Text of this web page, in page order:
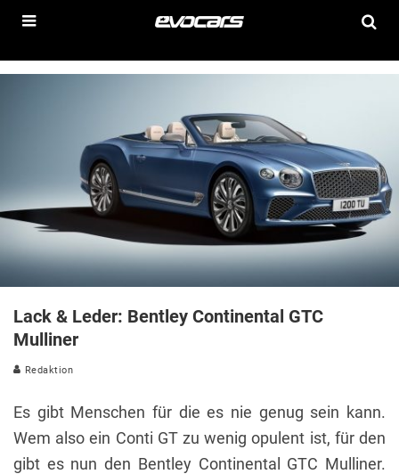
Lack & Leder: Bentley Continental GTC
Mulliner
Redaktion
Es gibt Menschen für die es nie genug sein kann.
Wem also ein Conti GT zu wenig opulent ist, für den
gibt es nun den Bentley Continental GTC Mulliner.